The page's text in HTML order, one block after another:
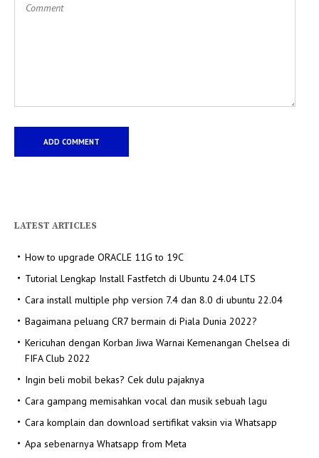
LATEST ARTICLES
How to upgrade ORACLE 11G to 19C
Tutorial Lengkap Install Fastfetch di Ubuntu 24.04 LTS
Cara install multiple php version 7.4 dan 8.0 di ubuntu 22.04
Bagaimana peluang CR7 bermain di Piala Dunia 2022?
Kericuhan dengan Korban Jiwa Warnai Kemenangan Chelsea di
FIFA Club 2022
Ingin beli mobil bekas? Cek dulu pajaknya
Cara gampang memisahkan vocal dan musik sebuah lagu
Cara komplain dan download sertifikat vaksin via Whatsapp
Apa sebenarnya Whatsapp from Meta